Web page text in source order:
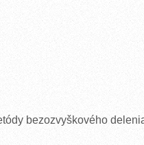
bezozvyškového